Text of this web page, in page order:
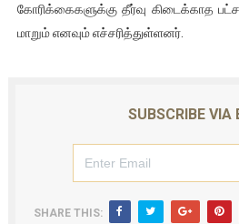
கோரிக்கைகளுக்கு தீர்வு கிடைக்காத
மாறும் எனவும் எச்சரித்துள்ளனர்.
SUBSCRIBE VIA
SHARE THIS: